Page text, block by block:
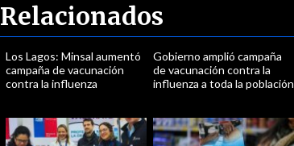
Relacionados
Los Lagos: Minsal aumentó
campaña de vacunación
contra la influenza
Gobierno amplió campaña
de vacunación contra la
influenza a toda la población